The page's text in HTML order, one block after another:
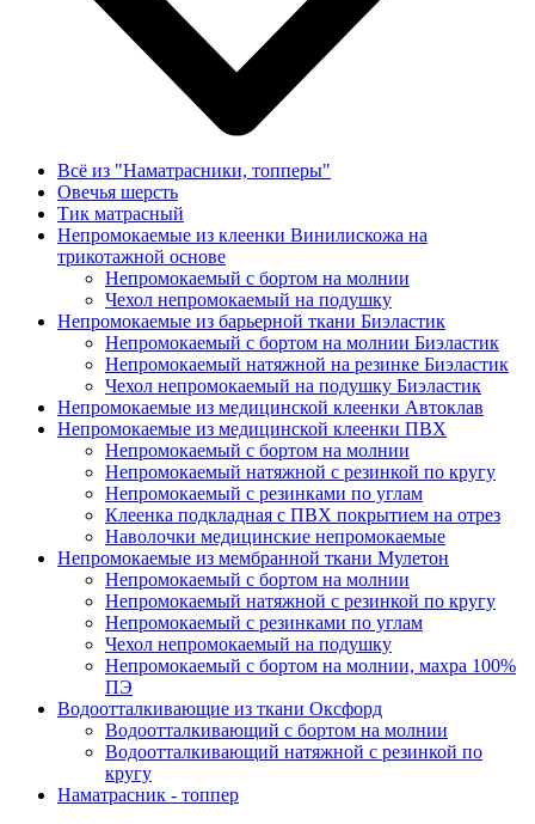
Всё из "Наматрасники, топперы"
Овечья шерсть
Тик матрасный
Непромокаемые из клеенки Винилискожа на
трикотажной основе
Непромокаемый с бортом на молнии
Чехол непромокаемый на подушку
Непромокаемые из барьерной ткани Биэластик
Непромокаемый с бортом на молнии Биэластик
Непромокаемый натяжной на резинке Биэластик
Чехол непромокаемый на подушку Биэластик
Непромокаемые из медицинской клеенки Автоклав
Непромокаемые из медицинской клеенки ПВХ
Непромокаемый с бортом на молнии
Непромокаемый натяжной с резинкой по кругу
Непромокаемый с резинками по углам
Клеенка подкладная с ПВХ покрытием на отрез
Наволочки медицинские непромокаемые
Непромокаемые из мембранной ткани Мулетон
Непромокаемый с бортом на молнии
Непромокаемый натяжной с резинкой по кругу
Непромокаемый с резинками по углам
Чехол непромокаемый на подушку
Непромокаемый с бортом на молнии, махра 100%
ПЭ
Водоотталкивающие из ткани Оксфорд
Водоотталкивающий с бортом на молнии
Водоотталкивающий натяжной с резинкой по
кругу
Наматрасник - топпер